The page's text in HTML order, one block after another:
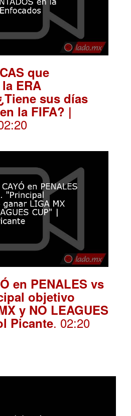
que
ERA
sus días
la FIFA? |
en PENALES vs
objetivo
y NO LEAGUES
Picante. 02:20